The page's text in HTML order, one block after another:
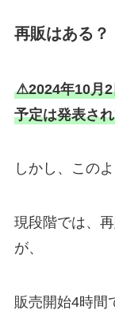
再販はある？
⚠2024年10月2
予定は発表さ
しかし、この
現段階では、
が、
販売開始4時間